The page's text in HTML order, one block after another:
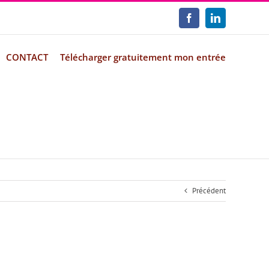
FacebookLinkedIn
CONTACT Télécharger gratuitement mon entrée
Précédent